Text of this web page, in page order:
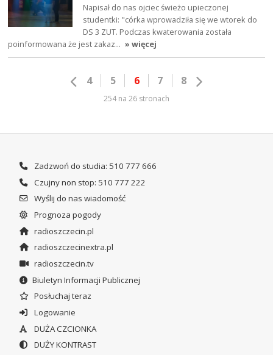
Napisał do nas ojciec świeżo upieczonej
studentki: "córka wprowadziła się we wtorek do
DS 3 ZUT. Podczas kwaterowania została
poinformowana że jest zakaz… » więcej
4 5 6 7 8
254 na 26 stronach
Zadzwoń do studia: 510 777 666
Czujny non stop: 510 777 222
Wyślij do nas wiadomość
Prognoza pogody
radioszczecin.pl
radioszczecinextra.pl
radioszczecin.tv
Biuletyn Informacji Publicznej
Posłuchaj teraz
Logowanie
DUŻA CZCIONKA
DUŻY KONTRAST